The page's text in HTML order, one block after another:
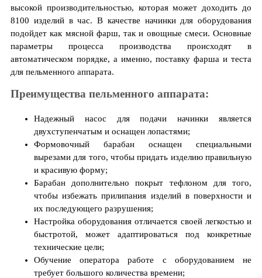
высокой производительностью, которая может доходить до
8100 изделий в час. В качестве начинки для оборудования
подойдет как мясной фарш, так и овощные смеси. Основные
параметры процесса производства происходят в
автоматическом порядке, а именно, поставку фарша и теста
для пельменного аппарата.
Преимущества пельменного аппарата:
Надежный насос для подачи начинки является
двухступенчатым и оснащен лопастями;
Формовочный барабан оснащен специальными
вырезами для того, чтобы придать изделию правильную
и красивую форму;
Барабан дополнительно покрыт тефлоном для того,
чтобы избежать прилипания изделий в поверхности и
их последующего разрушения;
Настройка оборудования отличается своей легкостью и
быстротой, может адаптироваться под конкретные
технические цели;
Обучение оператора работе с оборудованием не
требует большого количества времени;